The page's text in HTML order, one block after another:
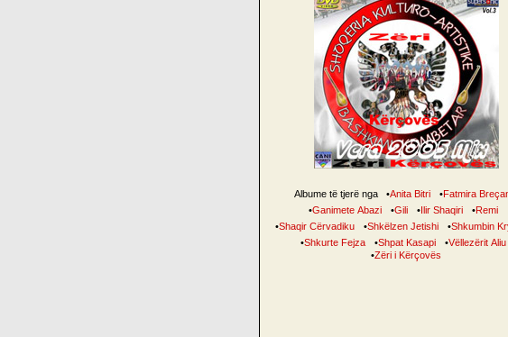
Albume të tjerë nga •Anita Bitri •Fatmira
•Ganimete Abazi •Gili •Ilir Shaqiri •Remi
•Shaqir Cërvadiku •Shkëlzen Jetishi •Shkumbin
•Shkurte Fejza •Shpat Kasapi •Vëllezërit Aliu
•Zëri i Kërçovës